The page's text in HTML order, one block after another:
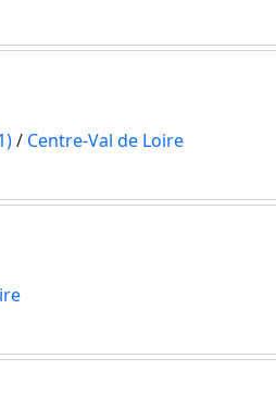
/ Centre-Val de Loire